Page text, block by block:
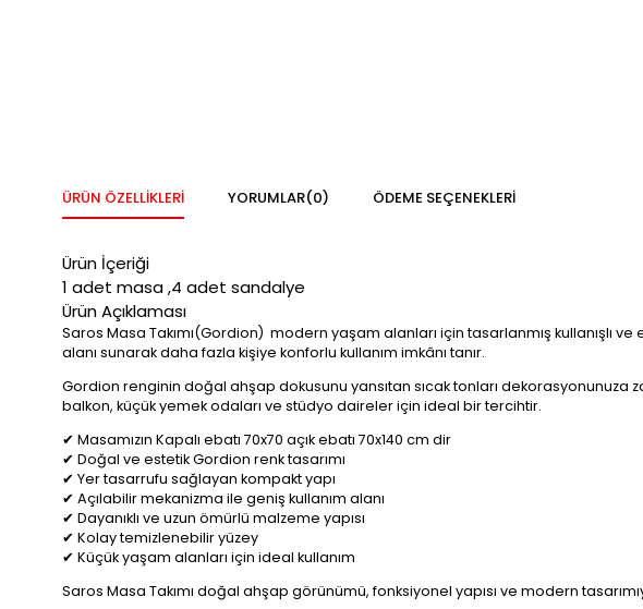
ÜRÜN ÖZELLIKLERI YORUMLAR(0) ÖDEME SEÇENEKLERI
Ürün İçeriği
1 adet masa ,4 adet sandalye
Ürün Açıklaması
Saros Masa Takımı(Gordion) modern yaşam alanları için tasarlanmış kullanışlı
alanı sunarak daha fazla kişiye konforlu kullanım imkânı tanır.
Gordion renginin doğal ahşap dokusunu yansıtan sıcak tonları dekorasyonunuza
balkon, küçük yemek odaları ve stüdyo daireler için ideal bir tercihtir.
✔ Masamızın Kapalı ebatı 70x70 açık ebatı 70x140 cm dir
✔ Doğal ve estetik Gordion renk tasarımı
✔ Yer tasarrufu sağlayan kompakt yapı
✔ Açılabilir mekanizma ile geniş kullanım alanı
✔ Dayanıklı ve uzun ömürlü malzeme yapısı
✔ Kolay temizlenebilir yüzey
✔ Küçük yaşam alanları için ideal kullanım
Saros Masa Takımı doğal ahşap görünümü, fonksiyonel yapısı ve modern